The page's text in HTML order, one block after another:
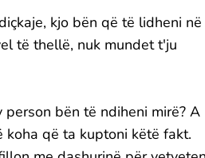
kjo bën që të lidheni në
të thellë, nuk mundet t'ju
bën të ndiheni mirë? A
koha që ta kuptoni këtë fakt.